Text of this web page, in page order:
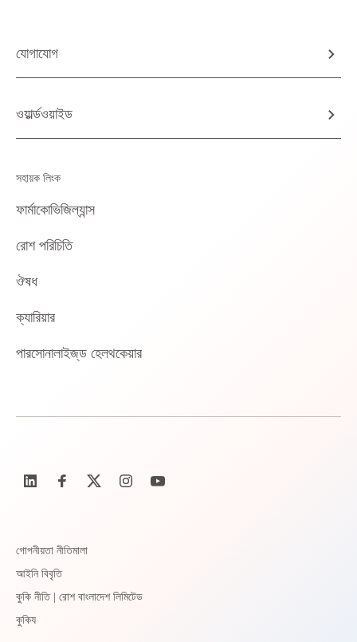
যোগাযোগ
ওয়ার্ল্ডওয়াইড
সহায়ক লিংক
ফার্মাকোভিজিল্যান্স
রোশ পরিচিতি
ঔষধ
ক্যারিয়ার
পারসোনালাইজ্‌ড হেলথকেয়ার
গোপনীয়তা নীতিমালা
আইনি বিবৃতি
কুকি নীতি | রোশ বাংলাদেশ লিমিটেড
কুকিয